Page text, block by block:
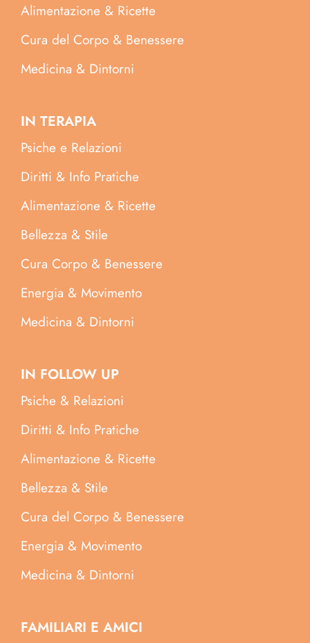
Alimentazione & Ricette
Cura del Corpo & Benessere
Medicina & Dintorni
IN TERAPIA
Psiche e Relazioni
Diritti & Info Pratiche
Alimentazione & Ricette
Bellezza & Stile
Cura Corpo & Benessere
Energia & Movimento
Medicina & Dintorni
IN FOLLOW UP
Psiche & Relazioni
Diritti & Info Pratiche
Alimentazione & Ricette
Bellezza & Stile
Cura del Corpo & Benessere
Energia & Movimento
Medicina & Dintorni
FAMILIARI E AMICI